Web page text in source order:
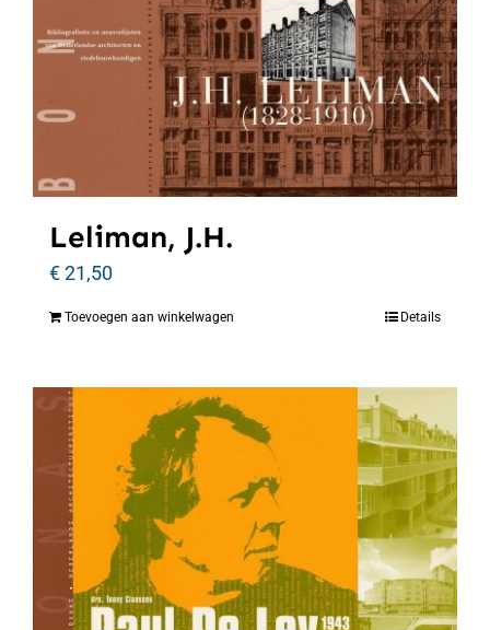
Leliman, J.H.
€21,50
Toevoegen aan winkelwagen Details